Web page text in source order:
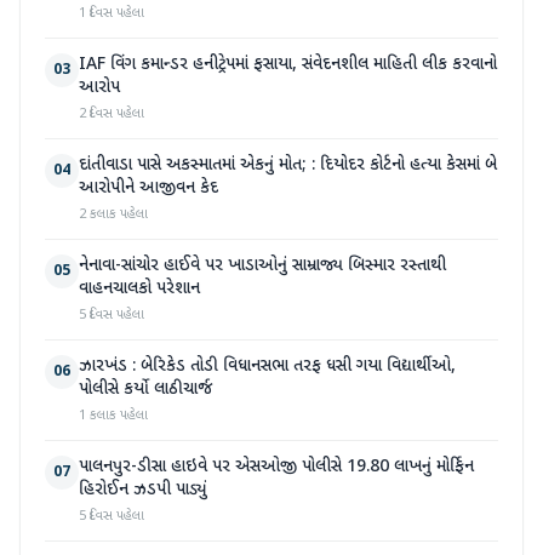
1 દિવસ પહેલા
03 IAF વિંગ કમાન્ડર હનીટ્રેપમાં ફસાયા, સંવેદનશીલ માહિતી લીક કરવાનો
આરોપ
2 દિવસ પહેલા
04 દાંતીવાડા પાસે અકસ્માતમાં એકનું મોત; : દિયોદર કોર્ટનો હત્યા કેસમાં બે
આરોપીને આજીવન કેદ
2 કલાક પહેલા
05 નેનાવા-સાંચોર હાઈવે પર ખાડાઓનું સામ્રાજ્ય બિસ્માર રસ્તાથી
વાહનચાલકો પરેશાન
5 દિવસ પહેલા
06 ઝારખંડ : બેરિકેડ તોડી વિધાનસભા તરફ ધસી ગયા વિદ્યાર્થીઓ,
પોલીસે કર્યો લાઠીચાર્જ
1 કલાક પહેલા
07 પાલનપુર-ડીસા હાઇવે પર એસઓજી પોલીસે 19.80 લાખનું મોર્ફિન
હિરોઈન ઝડપી પાડ્યું
5 દિવસ પહેલા